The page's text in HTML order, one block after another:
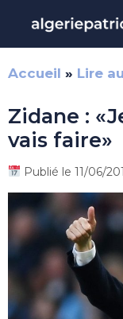
contenu
Accueil » Lire
Zidane :
vais faire»
Publié le 11/06/